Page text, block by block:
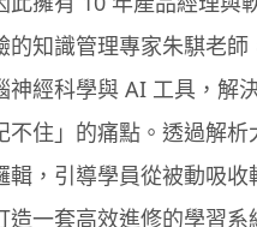
的知識管理專家朱騏老師
神經科學與 AI 工具，解
不住」的痛點。透過解析
輯，引導學員從被動吸收
造一套高效進修的學習系